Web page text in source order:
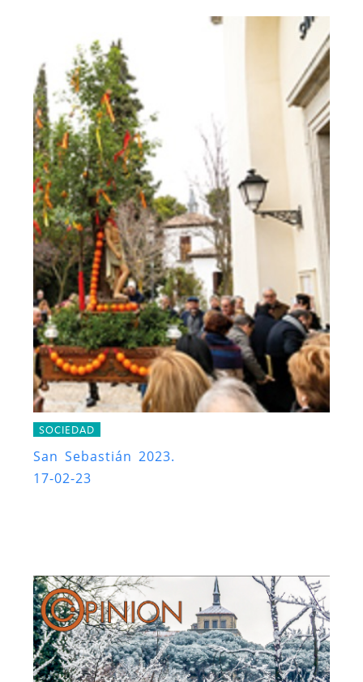
SOCIEDAD
San Sebastián 2023.
17-02-23